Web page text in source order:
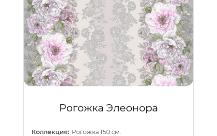
Рогожка Элеонора
Коллекция: Рогожка 150 см.